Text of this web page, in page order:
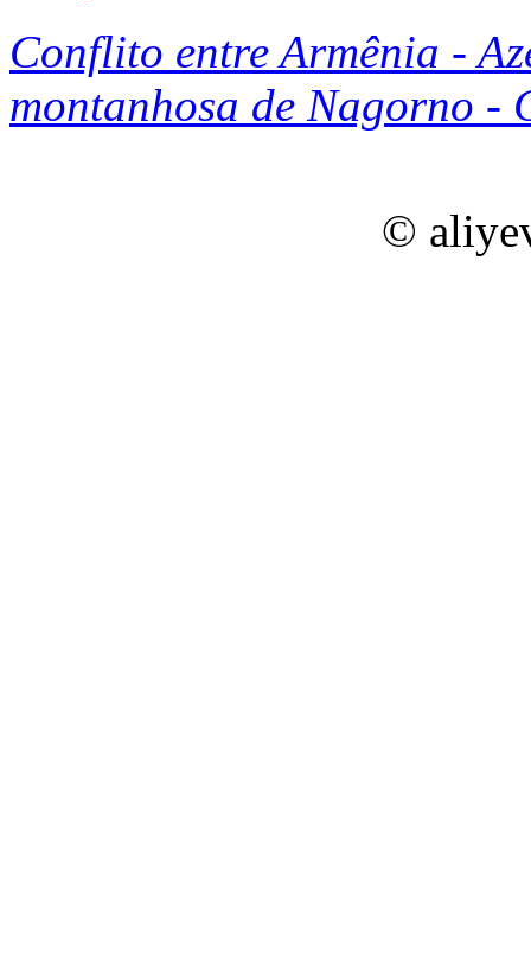
Conflito entre Armênia -
montanhosa de Nagorno -
©